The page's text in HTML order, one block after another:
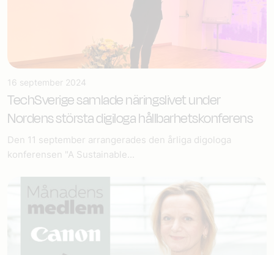
16 september 2024
TechSverige samlade näringslivet under
Nordens största digiloga hållbarhetskonferens
Den 11 september arrangerades den årliga digologa
konferensen "A Sustainable...